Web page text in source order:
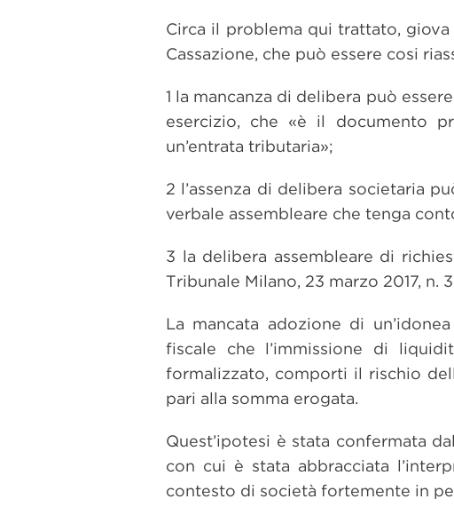
Circa il problema qui trattato,
Cassazione, che può essere cosi
1 la mancanza di delibera può
esercizio, che «è il documento
un’entrata tributaria»;
2 l’assenza di delibera societaria
verbale assembleare che tenga
3 la delibera assembleare di
Tribunale Milano, 23 marzo 2017, n.
La mancata adozione di
fiscale che l’immissione di
formalizzato, comporti il rischio
pari alla somma erogata.
Quest’ipotesi è stata confermata
con cui è stata abbracciata
contesto di società fortemente in